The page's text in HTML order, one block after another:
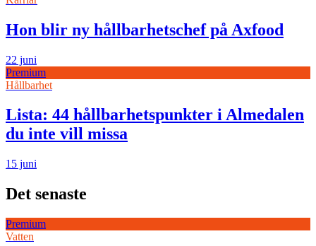
Hon blir ny hållbarhetschef på Axfood
22 juni
Premium
Hållbarhet
Lista: 44 hållbarhetspunkter i Almedalen
du inte vill missa
15 juni
Det senaste
Premium
Vatten